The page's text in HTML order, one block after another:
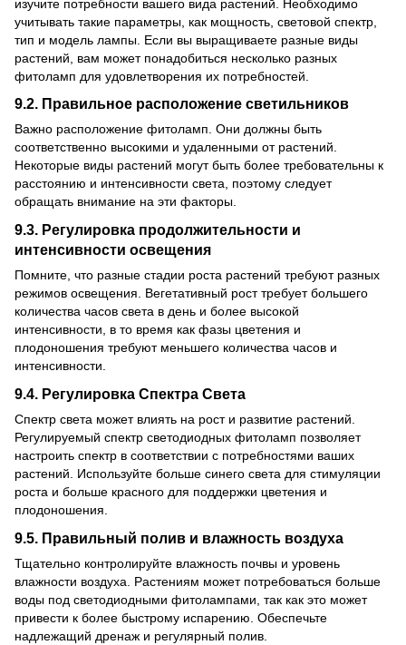
изучите потребности вашего вида растений. Необходимо
учитывать такие параметры, как мощность, световой спектр,
тип и модель лампы. Если вы выращиваете разные виды
растений, вам может понадобиться несколько разных
фитоламп для удовлетворения их потребностей.
9.2. Правильное расположение светильников
Важно расположение фитоламп. Они должны быть
соответственно высокими и удаленными от растений.
Некоторые виды растений могут быть более требовательны к
расстоянию и интенсивности света, поэтому следует
обращать внимание на эти факторы.
9.3. Регулировка продолжительности и
интенсивности освещения
Помните, что разные стадии роста растений требуют разных
режимов освещения. Вегетативный рост требует большего
количества часов света в день и более высокой
интенсивности, в то время как фазы цветения и
плодоношения требуют меньшего количества часов и
интенсивности.
9.4. Регулировка Спектра Света
Спектр света может влиять на рост и развитие растений.
Регулируемый спектр светодиодных фитоламп позволяет
настроить спектр в соответствии с потребностями ваших
растений. Используйте больше синего света для стимуляции
роста и больше красного для поддержки цветения и
плодоношения.
9.5. Правильный полив и влажность воздуха
Тщательно контролируйте влажность почвы и уровень
влажности воздуха. Растениям может потребоваться больше
воды под светодиодными фитолампами, так как это может
привести к более быстрому испарению. Обеспечьте
надлежащий дренаж и регулярный полив.